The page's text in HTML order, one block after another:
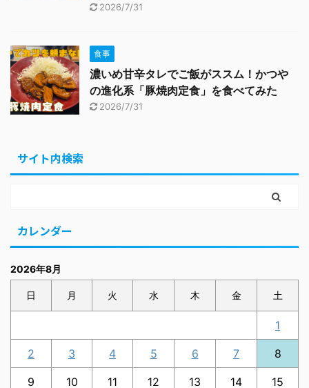
2026/7/31
食事
濃いめ甘辛タレでご飯がススム！かつや
の進化系「豚焼肉定食」を食べてみた
2026/7/31
サイト内検索
カレンダー
2026年8月
日 月 火 水 木 金 土
1
2 3 4 5 6 7 8
9 10 11 12 13 14 15